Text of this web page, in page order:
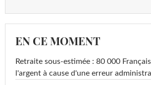
EN CE MOMENT
Retraite sous-estimée : 80 000
l'argent à cause d'une erreur